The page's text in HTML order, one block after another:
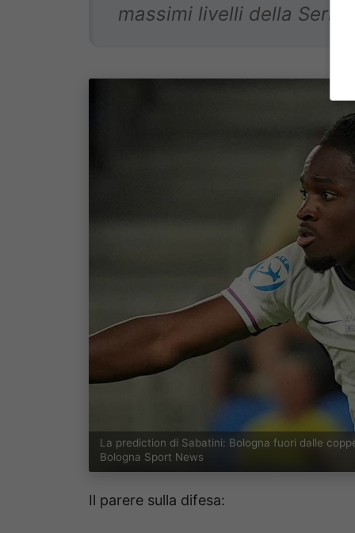
massimi livelli della Serie
La prediction di Sabatini: Bologna fuori dalle
Bologna Sport News
Il parere sulla difesa: